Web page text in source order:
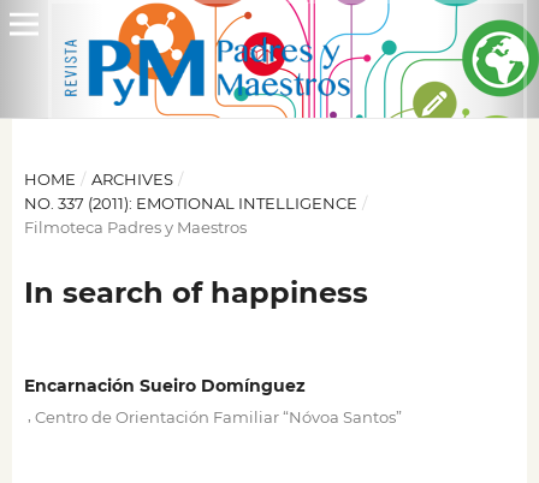
HOME / ARCHIVES /
NO. 337 (2011): EMOTIONAL INTELLIGENCE /
Filmoteca Padres y Maestros
In search of happiness
Encarnación Sueiro Domínguez
Centro de Orientación Familiar “Nóvoa Santos”